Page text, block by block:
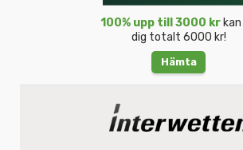
100% upp till 3000 kr
dig totalt 6000 kr!
Hämta